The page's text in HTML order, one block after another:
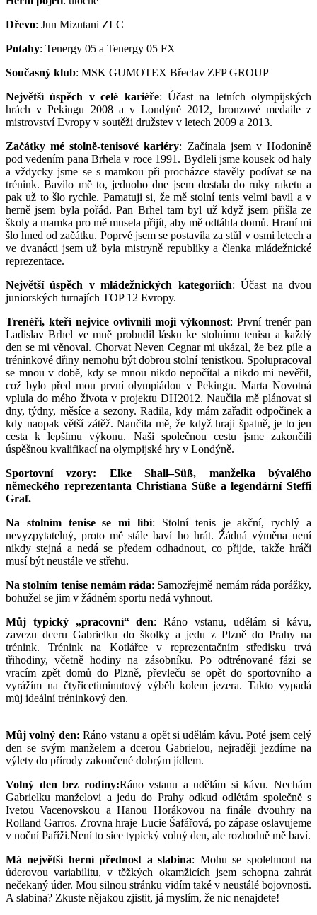
Dřevo: Jun Mizutani ZLC
Potahy: Tenergy 05 a Tenergy 05 FX
Současný klub: MSK GUMOTEX Břeclav ZFP GROUP
Největší úspěch v celé kariéře: Účast na letních olympijských
hrách v Pekingu 2008 a v Londýně 2012, bronzové medaile z
mistrovství Evropy v soutěži družstev v letech 2009 a 2013.
Začátky mé stolně-tenisové kariéry: Začínala jsem v Hodoníně
pod vedením pana Brhela v roce 1991. Bydleli jsme kousek od haly
a vždycky jsme se s mamkou při procházce stavěly podívat se na
trénink. Bavilo mě to, jednoho dne jsem dostala do ruky raketu a
pak už to šlo rychle. Pamatuji si, že mě stolní tenis velmi bavil a v
herně jsem byla pořád. Pan Brhel tam byl už když jsem přišla ze
školy a mamka pro mě musela přijít, aby mě odtáhla domů. Hraní mi
šlo hned od začátku. Poprvé jsem se postavila za stůl v osmi letech a
ve dvanácti jsem už byla mistryně republiky a členka mládežnické
reprezentace.
Největší úspěch v mládežnických kategoriích: Účast na dvou
juniorských turnajích TOP 12 Evropy.
Trenéři, kteří nejvíce ovlivnili moji výkonnost: První trenér pan
Ladislav Brhel ve mně probudil lásku ke stolnímu tenisu a každý
den se mi věnoval. Chorvat Neven Cegnar mi ukázal, že bez píle a
tréninkové dřiny nemohu být dobrou stolní tenistkou. Spolupracoval
se mnou v době, kdy se mnou nikdo nepočítal a nikdo mi nevěřil,
což bylo před mou první olympiádou v Pekingu. Marta Novotná
vplula do mého života v projektu DH2012. Naučila mě plánovat si
dny, týdny, měsíce a sezony. Radila, kdy mám zařadit odpočinek a
kdy naopak větší zátěž. Naučila mě, že když hraji špatně, je to jen
cesta k lepšímu výkonu. Naši společnou cestu jsme zakončili
úspěšnou kvalifikací na olympijské hry v Londýně.
Sportovní vzory: Elke Shall–Süß, manželka bývalého
německého reprezentanta Christiana Süße a legendární Steffi
Graf.
Na stolním tenise se mi líbí: Stolní tenis je akční, rychlý a
nevyzpytatelný, proto mě stále baví ho hrát. Žádná výměna není
nikdy stejná a nedá se předem odhadnout, co přijde, takže hráči
musí být neustále ve střehu.
Na stolním tenise nemám ráda: Samozřejmě nemám ráda porážky,
bohužel se jim v žádném sportu nedá vyhnout.
Můj typický „pracovní“ den: Ráno vstanu, udělám si kávu,
zavezu dceru Gabrielku do školky a jedu z Plzně do Prahy na
trénink. Trénink na Kotlářce v reprezentačním středisku trvá
třihodiny, včetně hodiny na zásobníku. Po odtrénované fázi se
vracím zpět domů do Plzně, převleču se opět do sportovního a
vyrážím na čtyřicetiminutový výběh kolem jezera. Takto vypadá
můj ideální tréninkový den.
Můj volný den: Ráno vstanu a opět si udělám kávu. Poté jsem celý
den se svým manželem a dcerou Gabrielou, nejraději jezdíme na
výlety do přírody zakončené dobrým jídlem.
Volný den bez rodiny:Ráno vstanu a udělám si kávu. Nechám
Gabrielku manželovi a jedu do Prahy odkud odlétám společně s
Ivetou Vacenovskou a Hanou Horákovou na finále dvouhry na
Rolland Garros. Zrovna hraje Lucie Šafářová, po zápase oslavujeme
v noční Paříži.Není to sice typický volný den, ale rozhodně mě baví.
Má největší herní přednost a slabina: Mohu se spolehnout na
úderovou variabilitu, v těžkých okamžicích jsem schopna zahrát
nečekaný úder. Mou silnou stránku vidím také v neustálé bojovnosti.
A slabina? Zkuste nějakou zjistit, já myslím, že nic nenajdete!